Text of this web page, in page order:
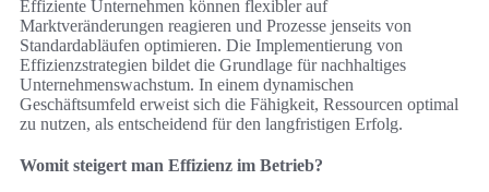
Effiziente Unternehmen können flexibler auf
Marktveränderungen reagieren und Prozesse jenseits von
Standardabläufen optimieren. Die Implementierung von
Effizienzstrategien bildet die Grundlage für nachhaltiges
Unternehmenswachstum. In einem dynamischen
Geschäftsumfeld erweist sich die Fähigkeit, Ressourcen optimal
zu nutzen, als entscheidend für den langfristigen Erfolg.
Womit steigert man Effizienz im Betrieb?